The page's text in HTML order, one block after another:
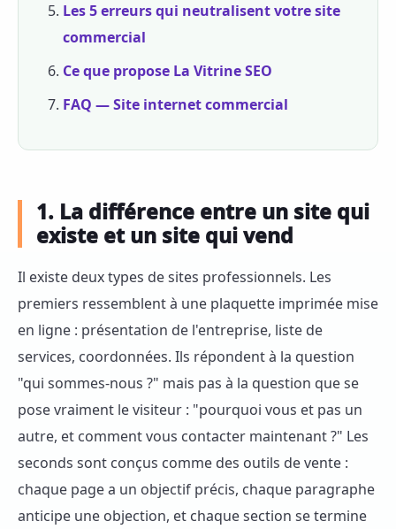
Les 5 erreurs qui neutralisent votre site
commercial
Ce que propose La Vitrine SEO
FAQ — Site internet commercial
1. La différence entre un site qui
existe et un site qui vend
Il existe deux types de sites professionnels. Les
premiers ressemblent à une plaquette imprimée mise
en ligne : présentation de l'entreprise, liste de
services, coordonnées. Ils répondent à la question
"qui sommes-nous ?" mais pas à la question que se
pose vraiment le visiteur : "pourquoi vous et pas un
autre, et comment vous contacter maintenant ?" Les
seconds sont conçus comme des outils de vente :
chaque page a un objectif précis, chaque paragraphe
anticipe une objection, et chaque section se termine